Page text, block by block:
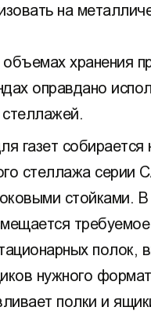
на
хранения
оправдано
газет собирается
стеллажа серии
стойками. В
требуемое
полок,
нужного
полки и